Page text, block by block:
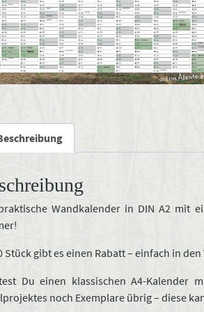
Wandkalender in DIN A2 mit
Stück gibt es einen Rabatt – einfach in
Du einen klassischen A4-Kalender
noch Exemplare übrig – diese